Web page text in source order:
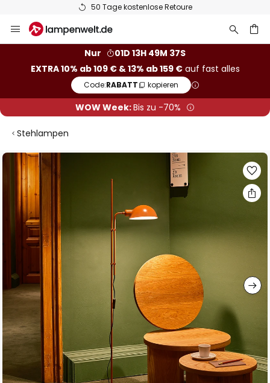
50 Tage kostenlose Retoure
Inhalt
Nur
01D 13H 49M 36S
EXTRA 10% ab 109 € & 13% ab 159 €auf fast alles
Code:RABATT kopieren
WOW Week:Bis zu -70%
Stehlampen
Zum
Ende
Bildgalerie
springen